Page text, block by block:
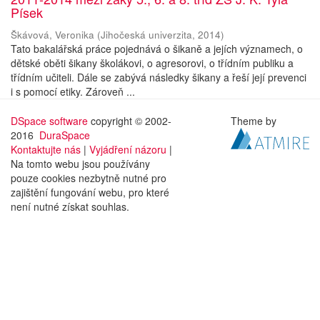
Písek
Škávová, Veronika (Jihočeská univerzita, 2014)
Tato bakalářská práce pojednává o šikaně a jejích významech, o
dětské oběti šikany školákovi, o agresorovi, o třídním publiku a
třídním učiteli. Dále se zabývá následky šikany a řeší její prevenci
i s pomocí etiky. Zároveň ...
DSpace software copyright © 2002-
2016 DuraSpace
Kontaktujte nás | Vyjádření názoru |
Na tomto webu jsou používány
pouze cookies nezbytně nutné pro
zajištění fungování webu, pro které
není nutné získat souhlas.
Theme by